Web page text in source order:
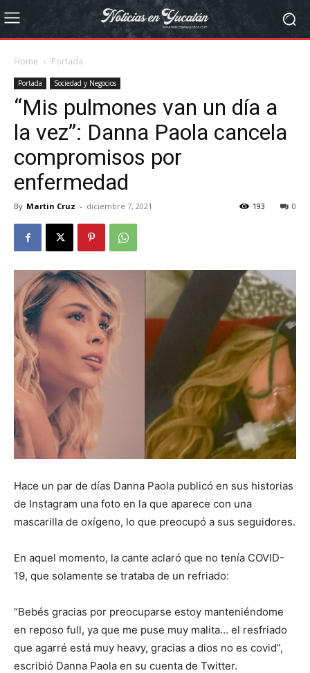
Home Portada
Portada Sociedad y Negocios
“Mis pulmones van un día a
la vez”: Danna Paola cancela
compromisos por
enfermedad
By Martin Cruz - diciembre 7, 2021 0
193
Hace un par de días Danna Paola publicó en sus historias
de Instagram una foto en la que aparece con una
mascarilla de oxígeno, lo que preocupó a sus seguidores.
En aquel momento, la cante aclaró que no tenía COVID-
19, que solamente se trataba de un refriado:
“Bebés gracias por preocuparse estoy manteniéndome
en reposo full, ya que me puse muy malita… el resfriado
que agarré está muy heavy, gracias a dios no es covid”,
escribió Danna Paola en su cuenta de Twitter.